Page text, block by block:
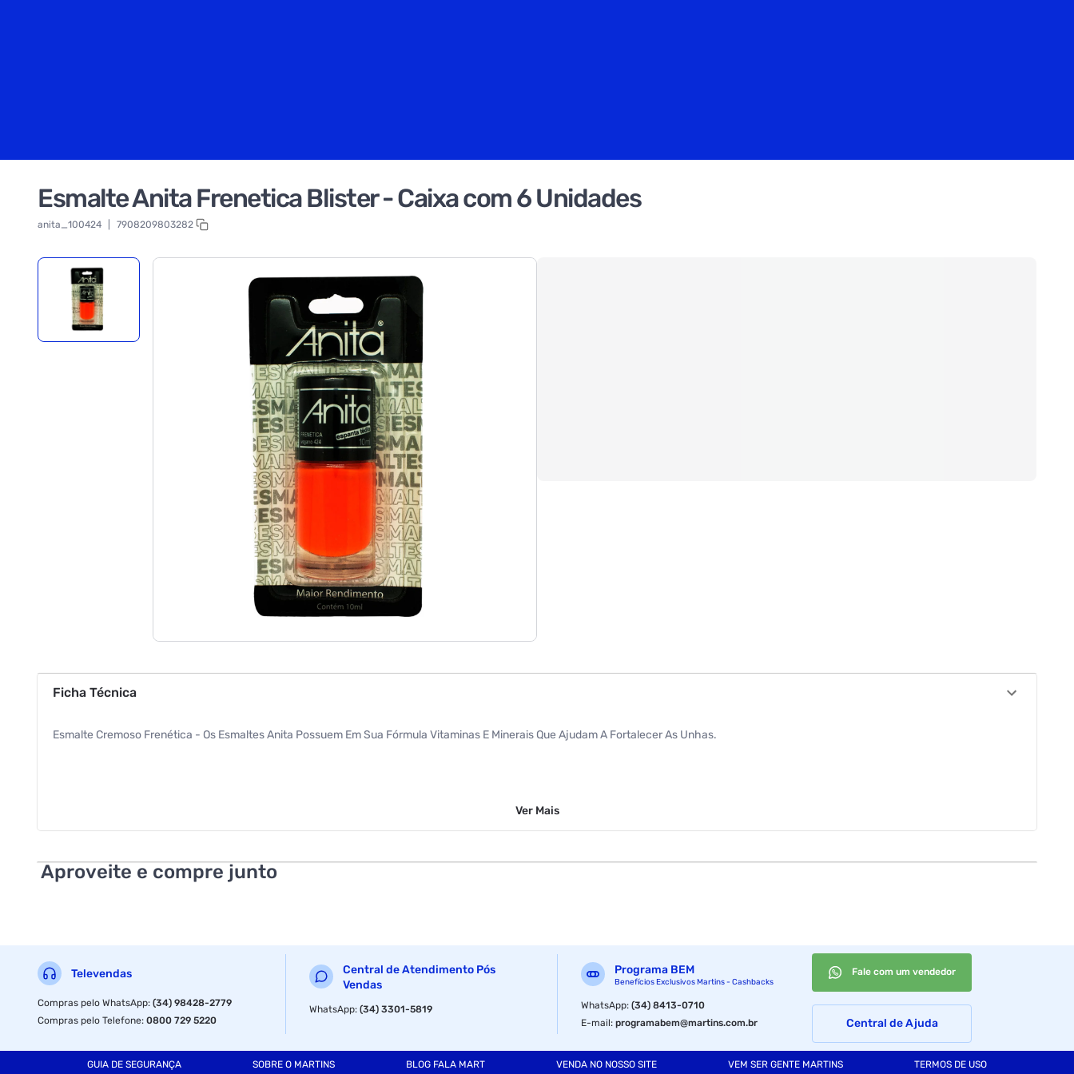
Esmalte Anita Frenetica Blister - Caixa com 6 Unidades
anita_100424 7908209803282
Ficha Técnica
Esmalte Cremoso Frenética - Os Esmaltes Anita Possuem Em Sua Fórmula Vitaminas E Minerais Que Ajudam A Fortalecer As Unhas.
Ver Mais
Aproveite e compre junto
Televendas
Compras pelo WhatsApp:(34) 98428-2779
Compras pelo Telefone:0800 729 5220
Central de Atendimento Pós
Vendas
WhatsApp:(34) 3301-5819
Programa BEM
Benefícios Exclusivos Martins - Cashbacks
WhatsApp:(34) 8413-0710
E-mail:programabem@martins.com.br
Fale com um vendedor
Central de Ajuda
GUIA DE SEGURANÇA SOBRE O MARTINS BLOG FALA MART VENDA NO NOSSO SITE VEM SER GENTE MARTINS TERMOS DE USO